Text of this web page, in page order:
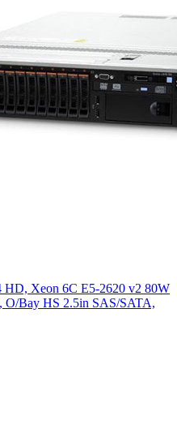
HD, Xeon 6C E5-2620 v2 80W
Bay HS 2.5in SAS/SATA,